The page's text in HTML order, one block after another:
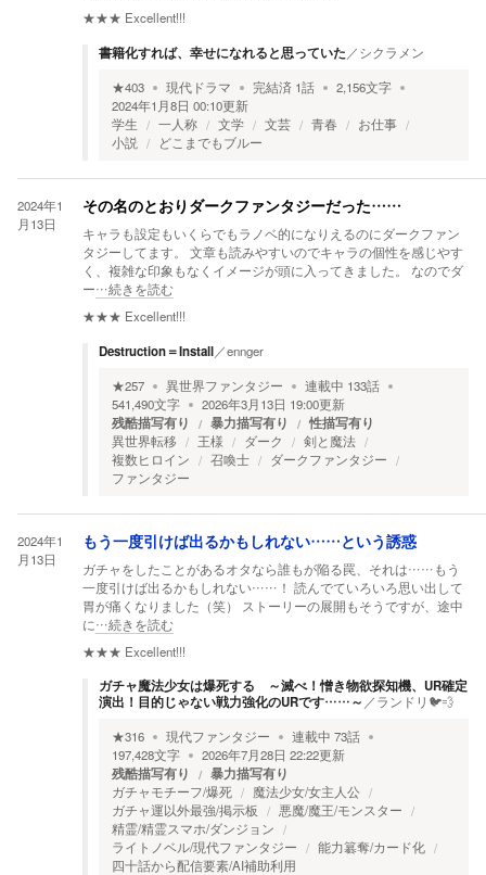
★★★ Excellent!!!
書籍化すれば、幸せになれると思っていた ／シクラメン
★403 現代ドラマ 完結済 1話 2,156文字
2024年1月8日 00:10更新
学生
一人称 文学 文芸 青春
お仕事
小説
どこまでもブルー
2024年1
月13日
その名のとおりダークファンタジーだった……
キャラも設定もいくらでもラノベ的になりえるのにダークファン
タジーしてます。 文章も読みやすいのでキャラの個性を感じやす
く、複雑な印象もなくイメージが頭に入ってきました。 なのでダ
ー…続きを読む
★★★ Excellent!!!
Destruction＝Install／ennger
★257 異世界ファンタジー 連載中 133話
541,490文字 2026年3月13日 19:00更新
残酷描写有り 暴力描写有り 性描写有り
異世界転移 王様 ダーク
剣と魔法
複数ヒロイン
召喚士
ダークファンタジー
ファンタジー
2024年1
月13日
もう一度引けば出るかもしれない……という誘惑
ガチャをしたことがあるオタなら誰もが陥る罠、それは……もう
一度引けば出るかもしれない……！ 読んでていろいろ思い出して
胃が痛くなりました（笑） ストーリーの展開もそうですが、途中
に…続きを読む
★★★ Excellent!!!
ガチャ魔法少女は爆死する ～滅べ！憎き物欲探知機、UR確定
演出！目的じゃない戦力強化のURです……～ ／ランドリ🐦💨
★316 現代ファンタジー 連載中 73話
197,428文字 2026年7月28日 22:22更新
残酷描写有り 暴力描写有り
ガチャモチーフ/爆死
魔法少女/女主人公
ガチャ運以外最強/掲示板
悪魔/魔王/モンスター
精霊/精霊スマホ/ダンジョン
ライトノベル/現代ファンタジー
能力簒奪/カード化
四十話から配信要素/AI補助利用